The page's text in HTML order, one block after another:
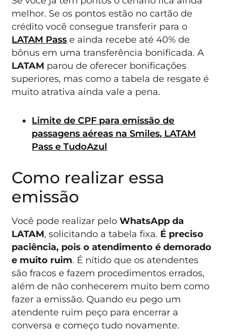
melhor. Se os pontos estão no cartão de
crédito você consegue transferir para o
LATAM Pass e ainda recebe até 40% de
bônus em uma transferência bonificada. A
LATAM parou de oferecer bonificações
superiores, mas como a tabela de resgate é
muito atrativa ainda vale a pena.
Limite de CPF para emissão de
passagens aéreas na Smiles, LATAM
Pass e TudoAzul
Como realizar essa
emissão
Você pode realizar peloWhatsApp da
LATAM, solicitando a tabela fixa. É preciso
paciência, pois o atendimento é demorado
e muito ruim. É nítido que os atendentes
são fracos e fazem procedimentos errados,
além de não conhecerem muito bem como
fazer a emissão. Quando eu pego um
atendente ruim peço para encerrar a
conversa e começo tudo novamente.